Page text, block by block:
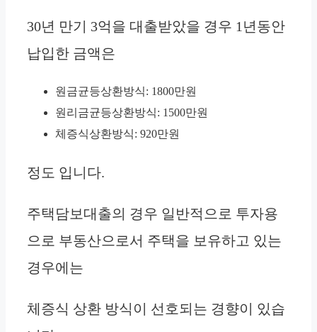
30년 만기 3억을 대출받았을 경우 1년동안
납입한 금액은
원금균등상환방식: 1800만원
원리금균등상환방식: 1500만원
체증식상환방식: 920만원
정도 입니다.
주택담보대출의 경우 일반적으로 투자용
으로 부동산으로서 주택을 보유하고 있는
경우에는
체증식 상환 방식이 선호되는 경향이 있습